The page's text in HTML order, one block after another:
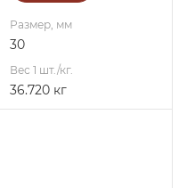
Размер, мм
30
Вес 1 шт./кг.
36.720 кг